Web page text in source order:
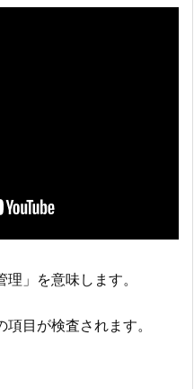
」を意味します。
目が検査されます。